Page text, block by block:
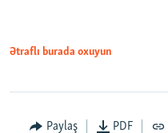
Ətraflı burada oxuyun
Paylaş PDF